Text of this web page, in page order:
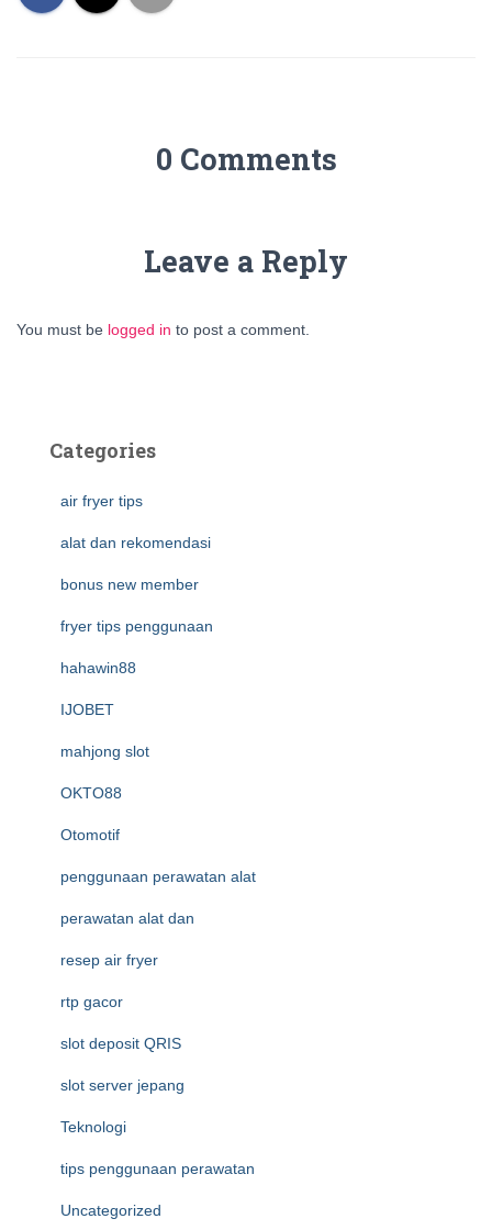
0 Comments
Leave a Reply
You must be logged in to post a comment.
Categories
air fryer tips
alat dan rekomendasi
bonus new member
fryer tips penggunaan
hahawin88
IJOBET
mahjong slot
OKTO88
Otomotif
penggunaan perawatan alat
perawatan alat dan
resep air fryer
rtp gacor
slot deposit QRIS
slot server jepang
Teknologi
tips penggunaan perawatan
Uncategorized